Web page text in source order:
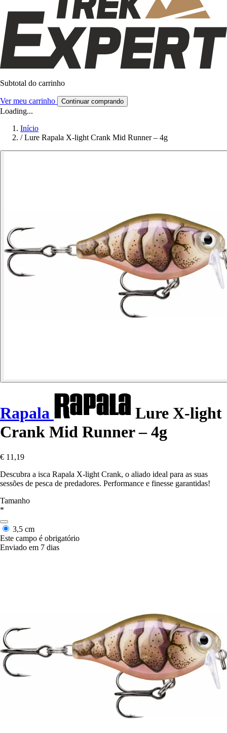
Subtotal do carrinho
Ver meu carrinho Continuar comprando
Loading...
Início
/ Lure Rapala X-light Crank Mid Runner – 4g
Rapala
Lure X-light
Crank Mid Runner – 4g
€ 11,19
Descubra a isca Rapala X-light Crank, o aliado ideal para as suas
sessões de pesca de predadores. Performance e finesse garantidas!
Tamanho
*
3,5 cm
Este campo é obrigatório
Enviado em 7 dias